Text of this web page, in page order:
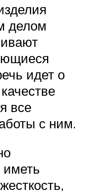
делом
идет о
все
с ним.